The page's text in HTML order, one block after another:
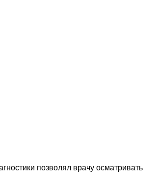
позволял врачу осматривать